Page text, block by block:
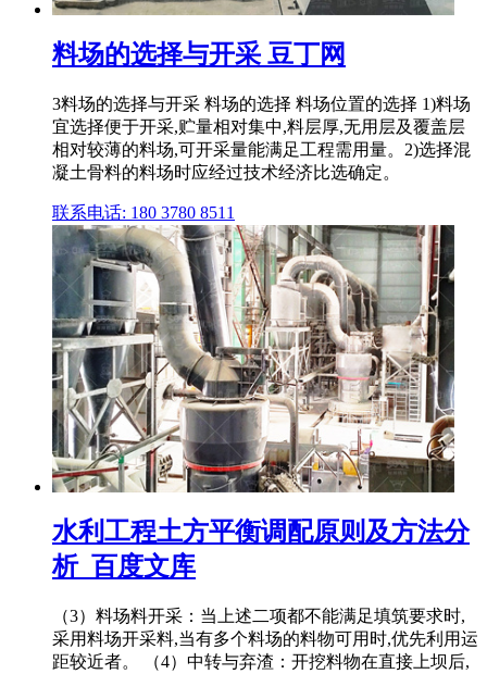
料场的选择与开采 豆丁网
3料场的选择与开采 料场的选择 料场位置的选择 1)料场
宜选择便于开采,贮量相对集中,料层厚,无用层及覆盖层
相对较薄的料场,可开采量能满足工程需用量。2)选择混
凝土骨料的料场时应经过技术经济比选确定。
联系电话: 180 3780 8511
水利工程土方平衡调配原则及方法分
析_百度文库
（3）料场料开采：当上述二项都不能满足填筑要求时,
采用料场开采料,当有多个料场的料物可用时,优先利用运
距较近者。 （4）中转与弃渣：开挖料物在直接上坝后,